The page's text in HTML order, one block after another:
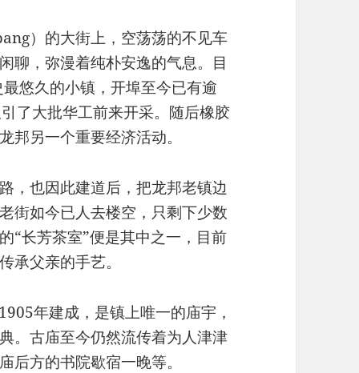
）的大街上，空荡荡的不见车
聊，弥漫着纯朴安逸的气息。目
悠久的小镇，开埠至今已有逾
了大批华工前来开采。随后橡胶
邦另一个重要经济活动。
，也因此建道后，把龙邦老镇边
街如今已人去楼空，只剩下少数
“长芳茶室”便是其中之一，目前
承父亲的手艺。
年建成，是镇上唯一的庙宇，
。古庙至今仍然流传着为人津津
后方的书院歇宿一晚等。